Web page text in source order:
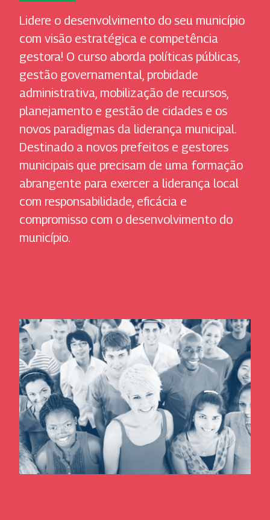
Lidere o desenvolvimento do seu município
com visão estratégica e competência
gestora! O curso aborda políticas públicas,
gestão governamental, probidade
administrativa, mobilização de recursos,
planejamento e gestão de cidades e os
novos paradigmas da liderança municipal.
Destinado a novos prefeitos e gestores
municipais que precisam de uma formação
abrangente para exercer a liderança local
com responsabilidade, eficácia e
compromisso com o desenvolvimento do
município.